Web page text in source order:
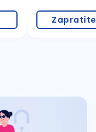
Zapratite